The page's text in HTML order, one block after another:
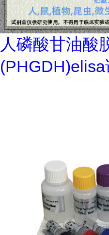
人磷酸甘油酸
(PHGDH)elisa